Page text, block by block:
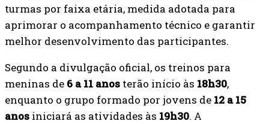
turmas por faixa etária, medida adotada para
aprimorar o acompanhamento técnico e garantir
melhor desenvolvimento das participantes.
Segundo a divulgação oficial, os treinos para
meninas de 6 a 11 anos terão início às 18h30,
enquanto o grupo formado por jovens de 12 a 15
anos iniciará as atividades às 19h30. A